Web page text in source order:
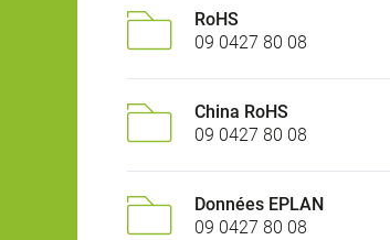
RoHS
09 0427 80 08
China RoHS
09 0427 80 08
Données EPLAN
09 0427 80 08